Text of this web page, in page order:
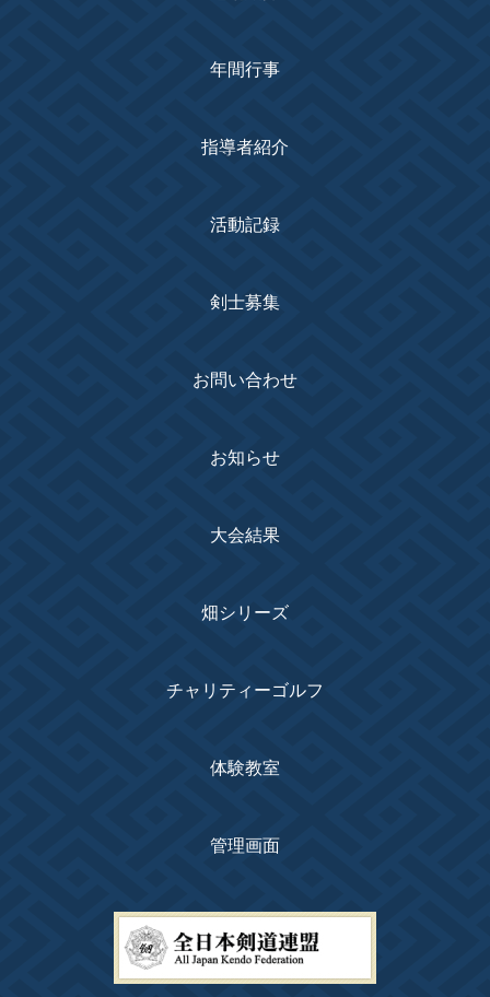
年間行事
指導者紹介
活動記録
剣士募集
お問い合わせ
お知らせ
大会結果
畑シリーズ
チャリティーゴルフ
体験教室
管理画面